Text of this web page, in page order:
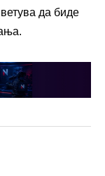
да биде